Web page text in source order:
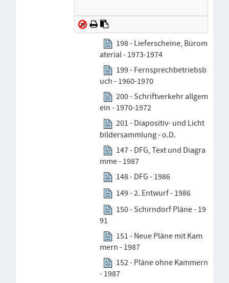
198 - Lieferscheine, Bürom
aterial - 1973-1974
199 - Fernsprechbetriebsb
uch - 1960-1970
200 - Schriftverkehr allgem
ein - 1970-1972
201 - Diapositiv- und Licht
bildersammlung - o.D.
147 - DFG, Text und Diagra
mme - 1987
148 - DFG - 1986
149 - 2. Entwurf - 1986
150 - Schirndorf Pläne - 19
91
151 - Neue Pläne mit Kam
mern - 1987
152 - Pläne ohne Kammern
- 1987